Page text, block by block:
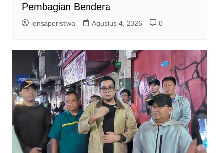
Pembagian Bendera
lensaperistiwa Agustus 4, 2026 0